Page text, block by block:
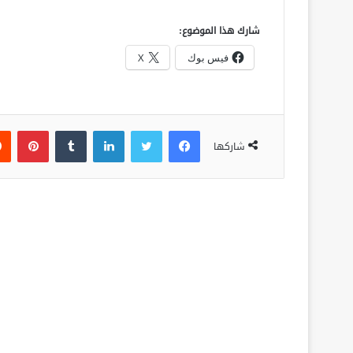
شارك هذا الموضوع:
فيس بوك X
شاركها
فيسبوك لينكدإن بينتيريست